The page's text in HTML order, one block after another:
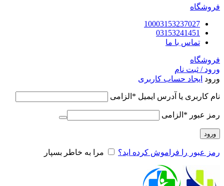
فروشگاه
10003153237027
03153241451
تماس با ما
فروشگاه
ورود / ثبت نام
ورود ایجاد حساب کاربری
نام کاربری یا آدرس ایمیل * الزامی
رمز عبور * الزامی
ورود
رمز عبور را فراموش کرده اید؟ مرا به خاطر بسپار